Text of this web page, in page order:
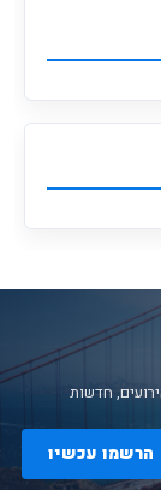
חדשות
הרשמו עכשיו